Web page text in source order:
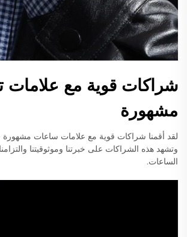
شراكات قوية مع علامات
مشهورة
لقد أقمنا شراكات قوية مع علامات ساعات مشهورة
وتشهد هذه الشراكات على خبرتنا وموثوقيتنا
الساعات.